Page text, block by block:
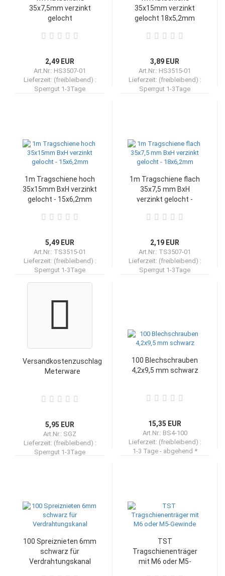
35x7,5mm verzinkt
gelocht
2,49 EUR
Art.Nr.: HS3507-01
Lieferzeit: (freibleibend) :
Sperrgut 1-3Tage
35x15mm verzinkt
gelocht 18x5,2mm
3,89 EUR
Art.Nr.: HS3515-01
Lieferzeit: (freibleibend) :
Sperrgut 1-3Tage
1m Tragschiene hoch
35x15mm BxH verzinkt
gelocht - 15x6,2mm
5,49 EUR
Art.Nr.: TS3515-01
Lieferzeit: (freibleibend) :
Sperrgut 1-3Tage
1m Tragschiene flach
35x7,5 mm BxH
verzinkt gelocht -
2,19 EUR
Art.Nr.: TS3507-01
Lieferzeit: (freibleibend) :
Sperrgut 1-3Tage
Versandkostenzuschlag
Meterware
5,95 EUR
Art.Nr.: SGZ
Lieferzeit: (freibleibend) :
Sperrgut 1-3Tage
100 Blechschrauben
4,2x9,5 mm schwarz
15,35 EUR
Art.Nr.: BS4-100
Lieferzeit: (freibleibend) :
1-3 Tage - abgehend *
100 Spreiznieten 6mm
schwarz für
Verdrahtungskanal
TST
Tragschienenträger
mit M6 oder M5-